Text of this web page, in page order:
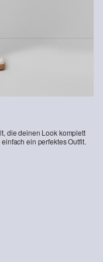
die deinen Look komplett
ein perfektes Outfit.